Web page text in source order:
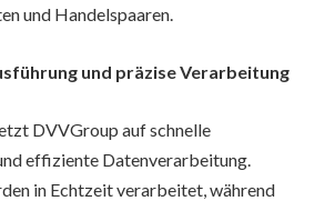
und Handelspaaren.
und präzise Verarbeitung
DVVGroup auf schnelle
effiziente Datenverarbeitung.
in Echtzeit verarbeitet, während